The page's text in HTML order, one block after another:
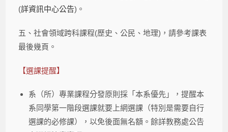
(詳資訊中心公告)。
五、社會領域跨科課程(歷史、公民、地理)，請參考課表
最後幾頁。
【選課提醒】
系（所）專業課程分發原則採「本系優先」，提醒本
系同學第一階段選課就要上網選課（特別是需要自行
選課的必修課），以免後面無名額。餘詳教務處公告